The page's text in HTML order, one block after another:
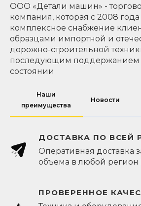
ООО «Детали машин» -
компания, которая с 2008
комплексное снабжение
образцами импортной и
дорожно-строительной
последующим поддержанием
состоянии
Наши
преимущества
Новости
ДОСТАВКА ПО ВСЕЙ
Оперативная доставка
объема в любой
ПРОВЕРЕННОЕ